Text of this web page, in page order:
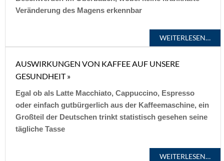
Veränderung des Magens erkennbar
WEITERLESEN…
AUSWIRKUNGEN VON KAFFEE AUF UNSERE
GESUNDHEIT »
Egal ob als Latte Macchiato, Cappuccino, Espresso
oder einfach gutbürgerlich aus der Kaffeemaschine, ein
Großteil der Deutschen trinkt statistisch gesehen seine
tägliche Tasse
WEITERLESEN…